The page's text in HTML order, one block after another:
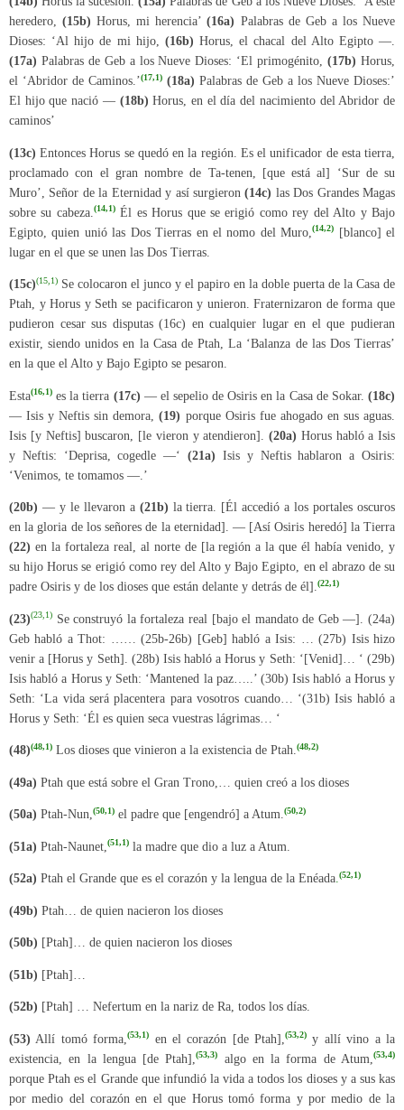
heredero,(15b) Horus, mi herencia’(16a) Palabras de Geb a los Nueve
Dioses: ‘Al hijo de mi hijo, (16b) Horus, el chacal del Alto Egipto —.
(17a) Palabras de Geb a los Nueve Dioses: ‘El primogénito,(17b) Horus,
el ‘Abridor de Caminos.’(17,1) (18a) Palabras de Geb a los Nueve Dioses:’
El hijo que nació — (18b) Horus, en el día del nacimiento del Abridor de
caminos’
(13c) Entonces Horus se quedó en la región. Es el unificador de esta tierra,
proclamado con el gran nombre de Ta-tenen, [que está al] ‘Sur de su
Muro’, Señor de la Eternidad y así surgieron(14c) las Dos Grandes Magas
sobre su cabeza. (14,1)Él es Horus que se erigió como rey del Alto y Bajo
Egipto, quien unió las Dos Tierras en el nomo del Muro,(14,2)
[blanco] el
lugar en el que se unen las Dos Tierras.
(15c)(15,1) Se colocaron el junco y el papiro en la doble puerta de la Casa de
Ptah, y Horus y Seth se pacificaron y unieron. Fraternizaron de forma que
pudieron cesar sus disputas (16c) en cualquier lugar en el que pudieran
existir, siendo unidos en la Casa de Ptah, La ‘Balanza de las Dos Tierras’
en la que el Alto y Bajo Egipto se pesaron.
Esta(16,1) es la tierra (17c) — el sepelio de Osiris en la Casa de Sokar.(18c)
— Isis y Neftis sin demora,(19) porque Osiris fue ahogado en sus aguas.
Isis [y Neftis] buscaron, [le vieron y atendieron]. (20a) Horus habló a Isis
y Neftis: ‘Deprisa, cogedle —‘(21a) Isis y Neftis hablaron a Osiris:
‘Venimos, te tomamos —.’
(20b) — y le llevaron a (21b) la tierra. [Él accedió a los portales oscuros
en la gloria de los señores de la eternidad]. — [Así Osiris heredó] la Tierra
(22) en la fortaleza real, al norte de [la región a la que él había venido, y
su hijo Horus se erigió como rey del Alto y Bajo Egipto, en el abrazo de su
padre Osiris y de los dioses que están delante y detrás de él].(22,1)
(23)(23,1) Se construyó la fortaleza real [bajo el mandato de Geb —]. (24a)
Geb habló a Thot: …… (25b-26b) [Geb] habló a Isis: … (27b) Isis hizo
venir a [Horus y Seth]. (28b) Isis habló a Horus y Seth: ‘[Venid]… ‘ (29b)
Isis habló a Horus y Seth: ‘Mantened la paz…..’ (30b) Isis habló a Horus y
Seth: ‘La vida será placentera para vosotros cuando… ‘(31b) Isis habló a
Horus y Seth: ‘Él es quien seca vuestras lágrimas… ‘
(48)(48,1) Los dioses que vinieron a la existencia de Ptah.(48,2)
(49a) Ptah que está sobre el Gran Trono,… quien creó a los dioses
(50a) Ptah-Nun,(50,1) el padre que [engendró] a Atum.(50,2)
(51a) Ptah-Naunet, (51,1) la madre que dio a luz a Atum.
(52a) Ptah el Grande que es el corazón y la lengua de la Enéada.(52,1)
(49b) Ptah… de quien nacieron los dioses
(50b) [Ptah]… de quien nacieron los dioses
(51b) [Ptah]…
(52b) [Ptah] … Nefertum en la nariz de Ra, todos los días.
(53) Allí tomó forma,(53,1) en el corazón [de Ptah],(53,2) y allí vino a la
existencia, en la lengua [de Ptah],(53,3) algo en la forma de Atum,(53,4)
porque Ptah es el Grande que infundió la vida a todos los dioses y a sus kas
por medio del corazón en el que Horus tomó forma y por medio de la